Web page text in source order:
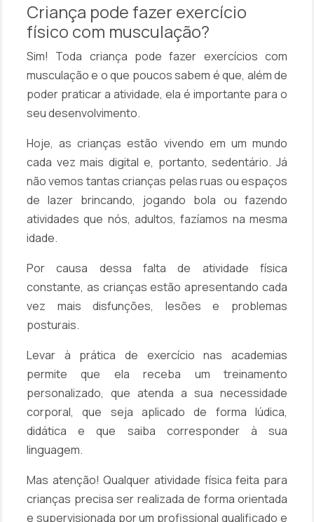
Criança pode fazer exercício
físico com musculação?
Sim! Toda criança pode fazer exercícios com
musculação e o que poucos sabem é que, além de
poder praticar a atividade, ela é importante para o
seu desenvolvimento.
Hoje, as crianças estão vivendo em um mundo
cada vez mais digital e, portanto, sedentário. Já
não vemos tantas crianças pelas ruas ou espaços
de lazer brincando, jogando bola ou fazendo
atividades que nós, adultos, fazíamos na mesma
idade.
Por causa dessa falta de atividade física
constante, as crianças estão apresentando cada
vez mais disfunções, lesões e problemas
posturais.
Levar à prática de exercício nas academias
permite que ela receba um treinamento
personalizado, que atenda a sua necessidade
corporal, que seja aplicado de forma lúdica,
didática e que saiba corresponder à sua
linguagem.
Mas atenção! Qualquer atividade física feita para
crianças precisa ser realizada de forma orientada
e supervisionada por um profissional qualificado e